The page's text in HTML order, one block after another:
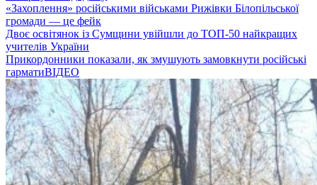
«Захоплення» російськими військами Рижівки Білопільської
громади — це фейк
Двоє освітянок із Сумщини увійшли до ТОП-50 найкращих
учителів України
Прикордонники показали, як змушують замовкнути російські
гарматиВІДЕО